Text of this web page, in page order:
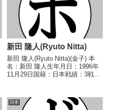
新田 隆人(Ryuto Nitta)
新田 隆人(Ryuto Nitta)(金子) 本
名：新田 隆人生年月日：1996年
11月29日国籍：日本戦績：3戦2
定 1-2(55-59、56-58、58-56...
日本